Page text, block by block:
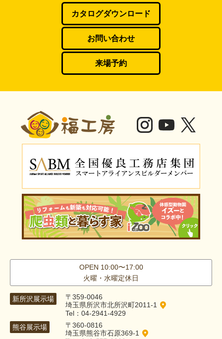
カタログダウンロード
お問い合わせ
来場予約
OPEN 10:00〜17:00
火曜・水曜定休日
新所沢展示場
〒359-0046
埼玉県所沢市北所沢町2011-1
Tel：04-2941-4929
熊谷展示場
〒360-0816
埼玉県熊谷市石原369-1